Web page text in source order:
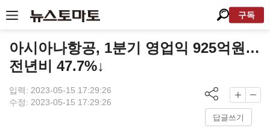
구독
아시아나항공, 1분기 영업익 925억원…
전년비 47.7%↓
입력: 2023-05-15 17:29:26
수정: 2023-05-15 17:29:26
답글쓰기